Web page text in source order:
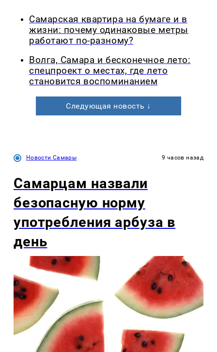
Самарская квартира на бумаге и в
жизни: почему одинаковые метры
работают по-разному?
Волга, Самара и бесконечное лето:
спецпроект о местах, где лето
становится воспоминанием
Следующая новость ↓
Новости Самары 9 часов назад
Самарцам назвали
безопасную норму
употребления арбуза в
день